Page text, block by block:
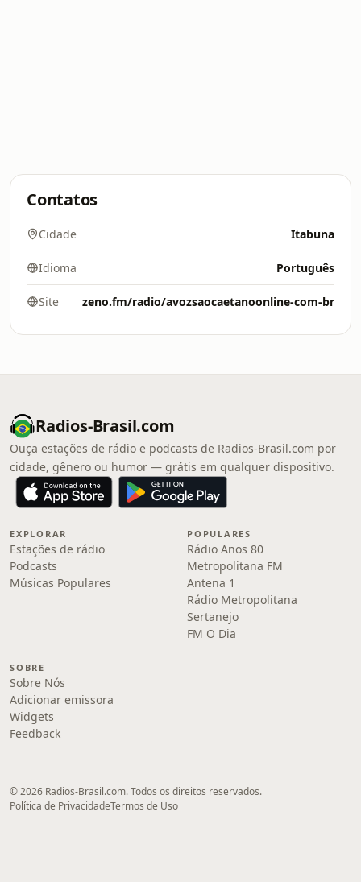
Contatos
Cidade Itabuna
Idioma Português
Site zeno.fm/radio/avozsaocaetanoonline-com-br
Radios-Brasil.com
Ouça estações de rádio e podcasts de Radios-Brasil.com por
cidade, gênero ou humor — grátis em qualquer dispositivo.
EXPLORAR
Estações de rádio
Podcasts
Músicas Populares
POPULARES
Rádio Anos 80
Metropolitana FM
Antena 1
Rádio Metropolitana
Sertanejo
FM O Dia
SOBRE
Sobre Nós
Adicionar emissora
Widgets
Feedback
© 2026 Radios-Brasil.com. Todos os direitos reservados.
Política de PrivacidadeTermos de Uso